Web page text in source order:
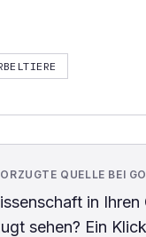
QUELLE BEI
in Ihren
sehen? Ein